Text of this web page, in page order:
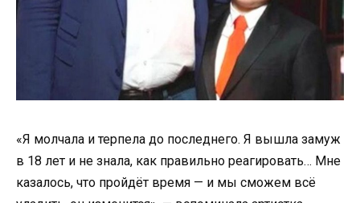
«Я молчала и терпела до последнего. Я вышла замуж
в 18 лет и не знала, как правильно реагировать… Мне
казалось, что пройдёт время — и мы сможем всё